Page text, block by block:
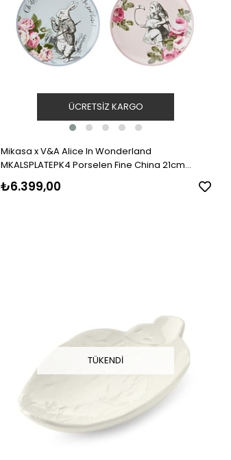
Mikasa x V&A Alice In Wonderland
MKALSPLATEPK4 Porselen Fine China 21cm
Pasta Tabak Seti 4lü
₺6.399,00
ÜCRETSIZ KARGO
TÜKENDI